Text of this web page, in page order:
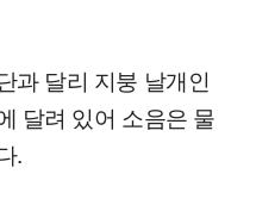
과 달리 지붕 날개인
달려 있어 소음은 물
.